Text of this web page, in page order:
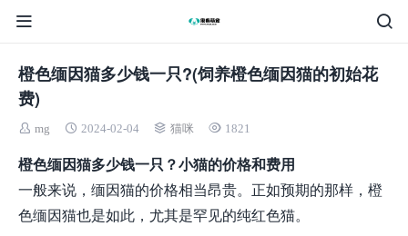
橙色缅因猫多少钱一只?(饲养橙色缅因猫的初始花
费)
mg 2024-02-04 猫咪 1821
橙色缅因猫多少钱一只？小猫的价格和费用
一般来说，缅因猫的价格相当昂贵。正如预期的那样，橙
色缅因猫也是如此，尤其是罕见的纯红色猫。